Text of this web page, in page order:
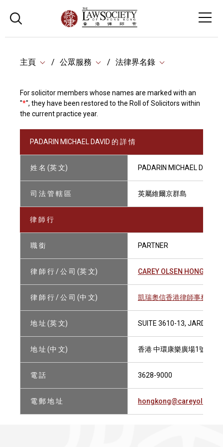
主頁 公眾服務 法律界名錄
For solicitor members whose names are marked with an
"*", they have been restored to the Roll of Solicitors within
the current practice year.
PADARIN MICHAEL DAVID 的 詳 情
姓 名 (英 文) PADARIN MICHAEL DAVID
司 法 管 轄 區 英屬維爾京群島
律 師 行
職 銜 PARTNER
律 師 行 / 公 司 (英 文) CAREY OLSEN HONG
律 師 行 / 公 司 (中 文) 凱瑞奧信香港律師事務所
地 址 (英 文) SUITE 3610-13, JARDINE
地 址 (中 文) 香港 中環康樂廣場1號怡
電 話 3628-9000
電 郵 地 址